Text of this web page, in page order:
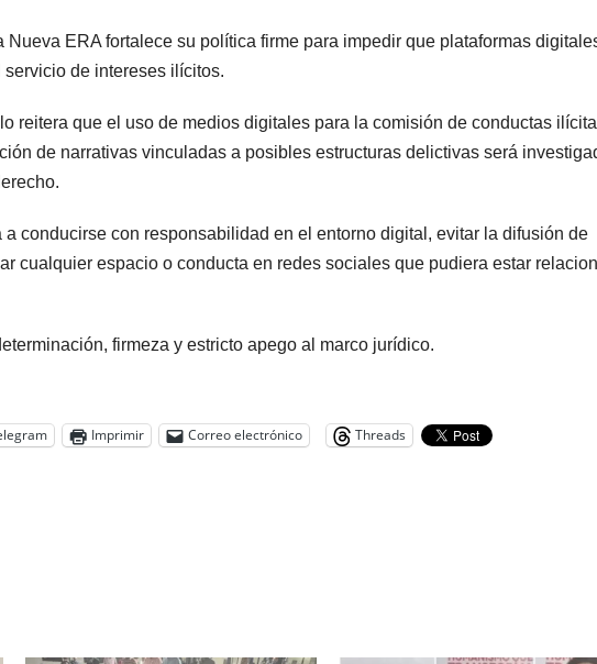
ERA fortalece su política firme para impedir que plataformas
de intereses ilícitos.
reitera que el uso de medios digitales para la comisión de conductas
de narrativas vinculadas a posibles estructuras delictivas será
conducirse con responsabilidad en el entorno digital, evitar la difusión de
cualquier espacio o conducta en redes sociales que pudiera estar
firmeza y estricto apego al marco jurídico.
Imprimir Correo electrónico Threads